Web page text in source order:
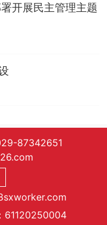
开展民主管理主题
87342651
61120250004